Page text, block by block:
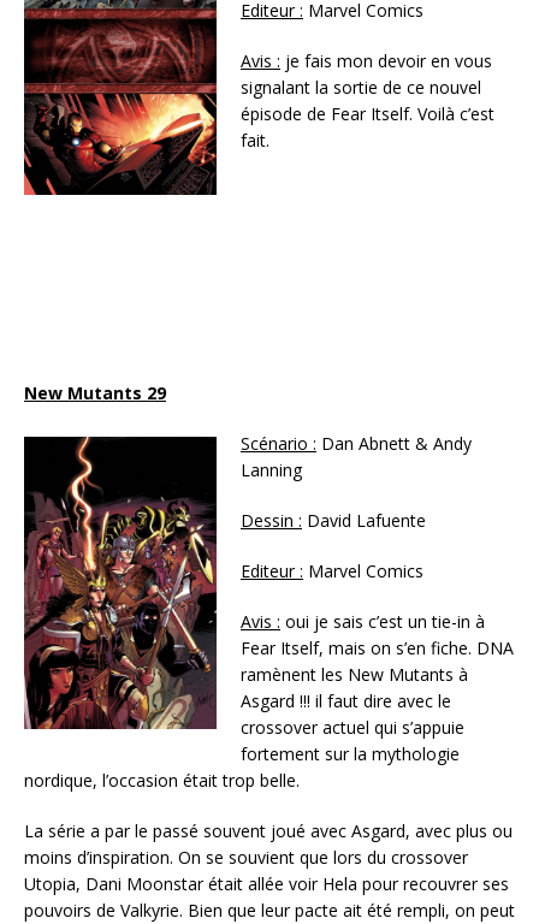
Editeur : Marvel Comics
Avis : je fais mon devoir en vous
signalant la sortie de ce nouvel
épisode de Fear Itself. Voilà c’est
fait.
New Mutants 29
Scénario : Dan Abnett & Andy
Lanning
Dessin : David Lafuente
Editeur : Marvel Comics
Avis : oui je sais c’est un tie-in à
Fear Itself, mais on s’en fiche. DNA
ramènent les New Mutants à
Asgard !!! il faut dire avec le
crossover actuel qui s’appuie
fortement sur la mythologie
nordique, l’occasion était trop belle.
La série a par le passé souvent joué avec Asgard, avec plus ou
moins d’inspiration. On se souvient que lors du crossover
Utopia, Dani Moonstar était allée voir Hela pour recouvrer ses
pouvoirs de Valkyrie. Bien que leur pacte ait été rempli, on peut